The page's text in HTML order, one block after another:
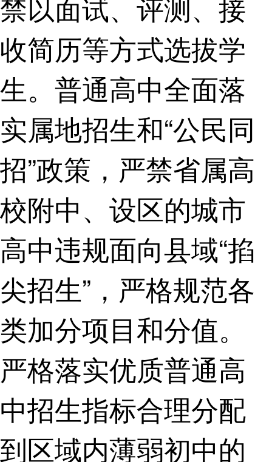
禁以面试、评测、接
收简历等方式选拔学
生。普通高中全面落
实属地招生和“公民同
招”政策，严禁省属高
校附中、设区的城市
高中违规面向县域“掐
尖招生”，严格规范各
类加分项目和分值。
严格落实优质普通高
中招生指标合理分配
到区域内薄弱初中的